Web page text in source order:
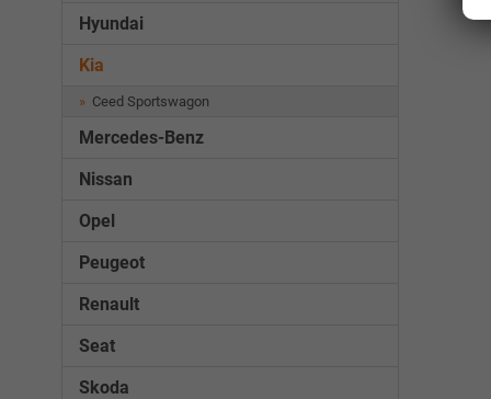
Hyundai
Kia
Ceed Sportswagon
Mercedes-Benz
Nissan
Opel
Peugeot
Renault
Seat
Skoda